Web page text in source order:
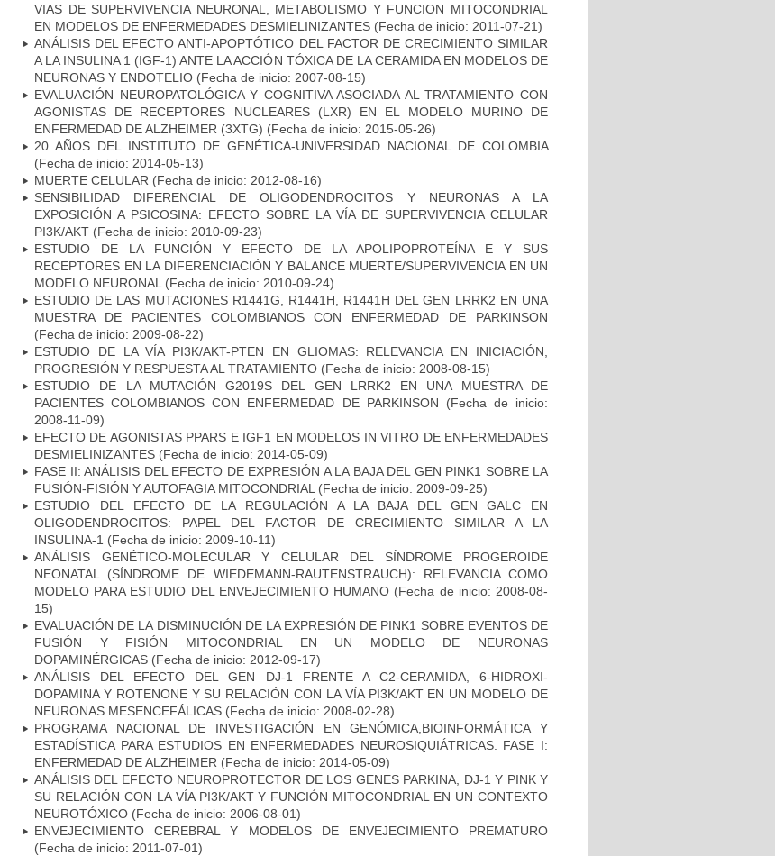
VIAS DE SUPERVIVENCIA NEURONAL, METABOLISMO Y FUNCION MITOCONDRIAL
EN MODELOS DE ENFERMEDADES DESMIELINIZANTES (Fecha de inicio: 2011-07-21)
ANÁLISIS DEL EFECTO ANTI-APOPTÓTICO DEL FACTOR DE CRECIMIENTO SIMILAR
A LA INSULINA 1 (IGF-1) ANTE LA ACCIÓN TÓXICA DE LA CERAMIDA EN MODELOS DE
NEURONAS Y ENDOTELIO (Fecha de inicio: 2007-08-15)
EVALUACIÓN NEUROPATOLÓGICA Y COGNITIVA ASOCIADA AL TRATAMIENTO CON
AGONISTAS DE RECEPTORES NUCLEARES (LXR) EN EL MODELO MURINO DE
ENFERMEDAD DE ALZHEIMER (3XTG) (Fecha de inicio: 2015-05-26)
20 AÑOS DEL INSTITUTO DE GENÉTICA-UNIVERSIDAD NACIONAL DE COLOMBIA
(Fecha de inicio: 2014-05-13)
MUERTE CELULAR (Fecha de inicio: 2012-08-16)
SENSIBILIDAD DIFERENCIAL DE OLIGODENDROCITOS Y NEURONAS A LA
EXPOSICIÓN A PSICOSINA: EFECTO SOBRE LA VÍA DE SUPERVIVENCIA CELULAR
PI3K/AKT (Fecha de inicio: 2010-09-23)
ESTUDIO DE LA FUNCIÓN Y EFECTO DE LA APOLIPOPROTEÍNA E Y SUS
RECEPTORES EN LA DIFERENCIACIÓN Y BALANCE MUERTE/SUPERVIVENCIA EN UN
MODELO NEURONAL (Fecha de inicio: 2010-09-24)
ESTUDIO DE LAS MUTACIONES R1441G, R1441H, R1441H DEL GEN LRRK2 EN UNA
MUESTRA DE PACIENTES COLOMBIANOS CON ENFERMEDAD DE PARKINSON
(Fecha de inicio: 2009-08-22)
ESTUDIO DE LA VÍA PI3K/AKT-PTEN EN GLIOMAS: RELEVANCIA EN INICIACIÓN,
PROGRESIÓN Y RESPUESTA AL TRATAMIENTO (Fecha de inicio: 2008-08-15)
ESTUDIO DE LA MUTACIÓN G2019S DEL GEN LRRK2 EN UNA MUESTRA DE
PACIENTES COLOMBIANOS CON ENFERMEDAD DE PARKINSON (Fecha de inicio:
2008-11-09)
EFECTO DE AGONISTAS PPARS E IGF1 EN MODELOS IN VITRO DE ENFERMEDADES
DESMIELINIZANTES (Fecha de inicio: 2014-05-09)
FASE II: ANÁLISIS DEL EFECTO DE EXPRESIÓN A LA BAJA DEL GEN PINK1 SOBRE LA
FUSIÓN-FISIÓN Y AUTOFAGIA MITOCONDRIAL (Fecha de inicio: 2009-09-25)
ESTUDIO DEL EFECTO DE LA REGULACIÓN A LA BAJA DEL GEN GALC EN
OLIGODENDROCITOS: PAPEL DEL FACTOR DE CRECIMIENTO SIMILAR A LA
INSULINA-1 (Fecha de inicio: 2009-10-11)
ANÁLISIS GENÉTICO-MOLECULAR Y CELULAR DEL SÍNDROME PROGEROIDE
NEONATAL (SÍNDROME DE WIEDEMANN-RAUTENSTRAUCH): RELEVANCIA COMO
MODELO PARA ESTUDIO DEL ENVEJECIMIENTO HUMANO (Fecha de inicio: 2008-08-
15)
EVALUACIÓN DE LA DISMINUCIÓN DE LA EXPRESIÓN DE PINK1 SOBRE EVENTOS DE
FUSIÓN Y FISIÓN MITOCONDRIAL EN UN MODELO DE NEURONAS
DOPAMINÉRGICAS (Fecha de inicio: 2012-09-17)
ANÁLISIS DEL EFECTO DEL GEN DJ-1 FRENTE A C2-CERAMIDA, 6-HIDROXI-
DOPAMINA Y ROTENONE Y SU RELACIÓN CON LA VÍA PI3K/AKT EN UN MODELO DE
NEURONAS MESENCEFÁLICAS (Fecha de inicio: 2008-02-28)
PROGRAMA NACIONAL DE INVESTIGACIÓN EN GENÓMICA,BIOINFORMÁTICA Y
ESTADÍSTICA PARA ESTUDIOS EN ENFERMEDADES NEUROSIQUIÁTRICAS. FASE I:
ENFERMEDAD DE ALZHEIMER (Fecha de inicio: 2014-05-09)
ANÁLISIS DEL EFECTO NEUROPROTECTOR DE LOS GENES PARKINA, DJ-1 Y PINK Y
SU RELACIÓN CON LA VÍA PI3K/AKT Y FUNCIÓN MITOCONDRIAL EN UN CONTEXTO
NEUROTÓXICO (Fecha de inicio: 2006-08-01)
ENVEJECIMIENTO CEREBRAL Y MODELOS DE ENVEJECIMIENTO PREMATURO
(Fecha de inicio: 2011-07-01)